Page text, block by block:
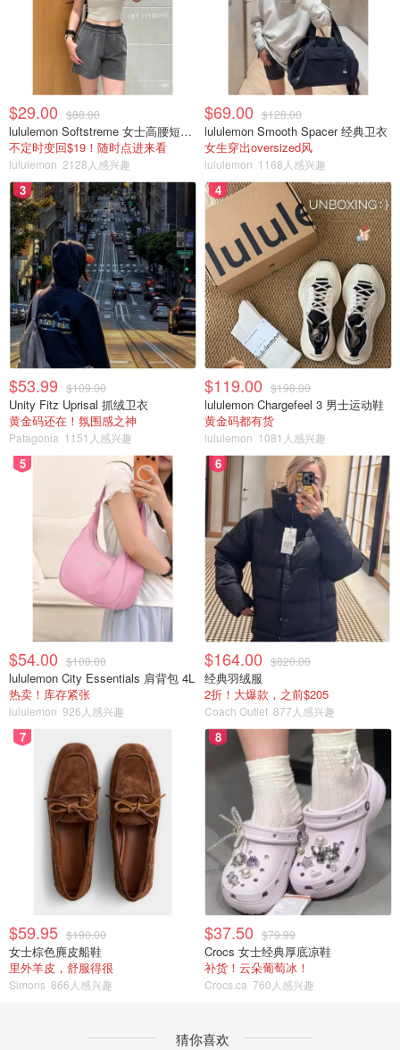
$29.00 $88.00
lululemon Softstreme 女士高腰短裤 10cm
不定时变回$19！随时点进来看
lululemon 2128人感兴趣
$69.00 $128.00
lululemon Smooth Spacer 经典卫衣
女生穿出oversized风
lululemon 1168人感兴趣
3
$53.99 $109.00
Unity Fitz Uprisal 抓绒卫衣
黄金码还在！氛围感之神
Patagonia 1151人感兴趣
4
$119.00 $198.00
lululemon Chargefeel 3 男士运动鞋
黄金码都有货
lululemon 1081人感兴趣
5
$54.00 $108.00
lululemon City Essentials 肩背包 4L
热卖！库存紧张
lululemon 926人感兴趣
6
$164.00 $820.00
经典羽绒服
2折！大爆款，之前$205
Coach Outlet 877人感兴趣
7
$59.95 $190.00
女士棕色麂皮船鞋
里外羊皮，舒服得很
Simons 866人感兴趣
8
$37.50 $79.99
Crocs 女士经典厚底凉鞋
补货！云朵葡萄冰！
Crocs.ca 760人感兴趣
猜你喜欢